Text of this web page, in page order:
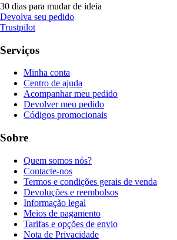
30 dias para mudar de ideia
Devolva seu pedido
Trustpilot
Serviços
Minha conta
Centro de ajuda
Acompanhar meu pedido
Devolver meu pedido
Códigos promocionais
Sobre
Quem somos nós?
Contacte-nos
Termos e condições gerais de venda
Devoluções e reembolsos
Informação legal
Meios de pagamento
Tarifas e opções de envio
Nota de Privacidade